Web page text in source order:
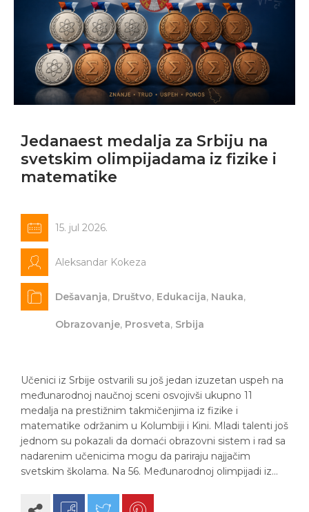
Jedanaest medalja za Srbiju na
svetskim olimpijadama iz fizike i
matematike
15. jul 2026.
Aleksandar Kokeza
Dešavanja, Društvo, Edukacija, Nauka,
Obrazovanje, Prosveta, Srbija
Učenici iz Srbije ostvarili su još jedan izuzetan uspeh na
međunarodnoj naučnoj sceni osvojivši ukupno 11
medalja na prestižnim takmičenjima iz fizike i
matematike održanim u Kolumbiji i Kini. Mladi talenti još
jednom su pokazali da domaći obrazovni sistem i rad sa
nadarenim učenicima mogu da pariraju najjačim
svetskim školama. Na 56. Međunarodnoj olimpijadi iz…